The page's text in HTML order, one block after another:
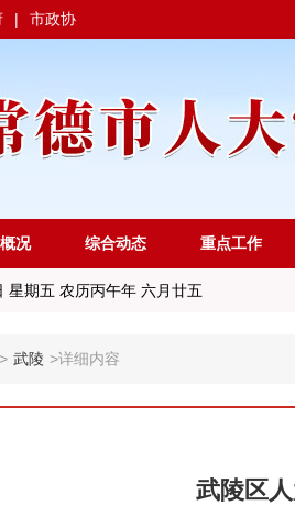
| 市政协
况 综合动态 重点工作
星期五 农历丙午年 六月廿五
> 武陵 >详细内容
武陵区